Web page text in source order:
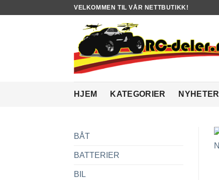
VELKOMMEN TIL VÅR NETTBUTIKK!
HJEM KATEGORIER NYHETER
BÅT
BATTERIER
BIL